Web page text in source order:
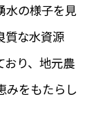
水の様子を見
質な水資源
おり、地元農
みをもたらし